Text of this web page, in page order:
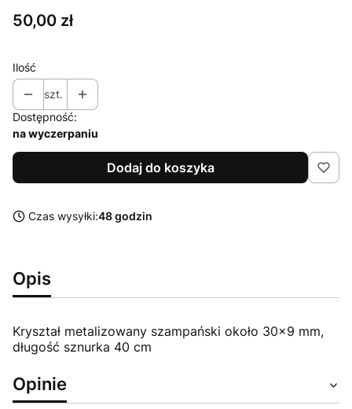
Cena
50,00 zł
Ilość
szt.
Dostępność:
na wyczerpaniu
Dodaj do koszyka
Czas wysyłki:48 godzin
Opis
Kryształ metalizowany szampański około 30x9 mm,
długość sznurka 40 cm
Opinie